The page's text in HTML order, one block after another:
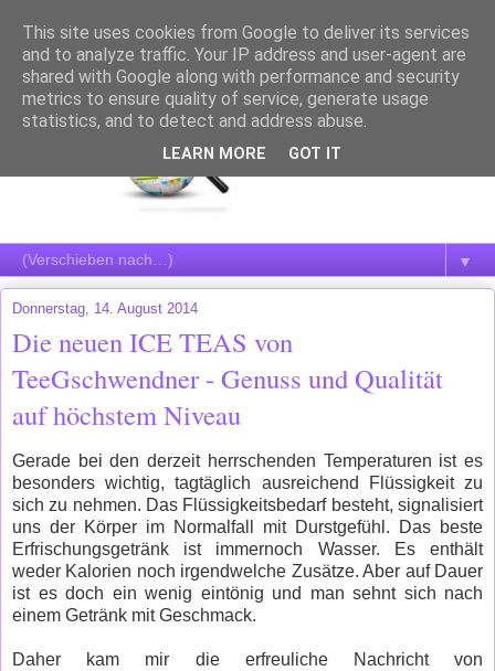
▼
Donnerstag, 14. August 2014
Die neuen ICE TEAS von
TeeGschwendner - Genuss und Qualität
auf höchstem Niveau
Gerade bei den derzeit herrschenden Temperaturen ist es
besonders wichtig, tagtäglich ausreichend Flüssigkeit zu
sich zu nehmen. Das Flüssigkeitsbedarf besteht, signalisiert
uns der Körper im Normalfall mit Durstgefühl. Das beste
Erfrischungsgetränk ist immernoch Wasser. Es enthält
weder Kalorien noch irgendwelche Zusätze. Aber auf Dauer
ist es doch ein wenig eintönig und man sehnt sich nach
einem Getränk mit Geschmack.
Daher kam mir die erfreuliche Nachricht von
This site uses cookies from Google to deliver its services
and to analyze traffic. Your IP address and user-agent are
shared with Google along with performance and security
metrics to ensure quality of service, generate usage
statistics, and to detect and address abuse.
LEARN MORE GOT IT